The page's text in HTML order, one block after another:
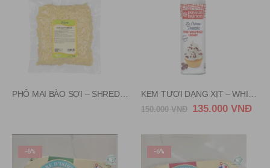
PHÔ MAI BÀO SỢI – SHREDDED CHEDDAR CHEESE ZELACHI 1KG
150.000VNĐ 135.000 VNĐ
-6% -6%